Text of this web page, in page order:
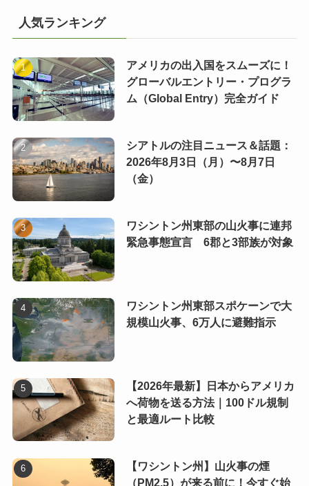
人気ランキング
アメリカの出入国をスムーズに！
グローバルエントリー・プログラ
ム（Global Entry）完全ガイド
シアトルの注目ニュース＆話題：
2026年8月3日（月）〜8月7日
（金）
ワシントン州東部の山火事に連邦
緊急事態宣言 6郡と3部族が対象
ワシントン州東部スポケーンで大
規模山火事、6万人に避難指示
【2026年最新】日本からアメリカ
へ荷物を送る方法｜100ドル規制
と最適ルート比較
【ワシントン州】山火事の煙
（PM2.5）が来る前に！今すぐ始